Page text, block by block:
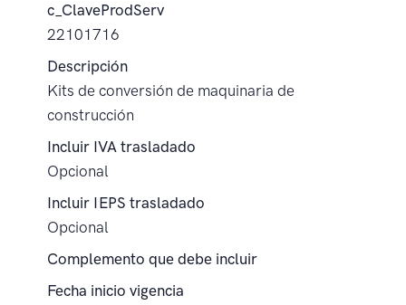
c_ClaveProdServ
22101716
Descripción
Kits de conversión de maquinaria de
construcción
Incluir IVA trasladado
Opcional
Incluir IEPS trasladado
Opcional
Complemento que debe incluir
Fecha inicio vigencia